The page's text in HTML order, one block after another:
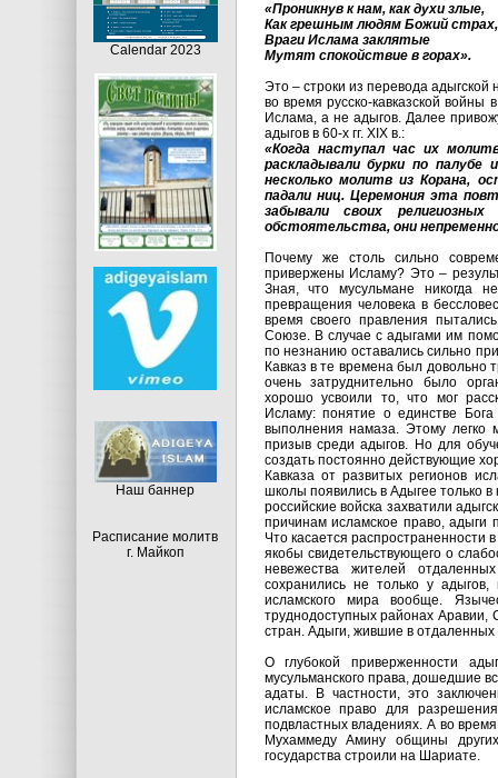
Calendar 2023
Hаш баннер
Расписание молитв
г. Майкоп
«Проникнув к нам, как духи злые,
Как грешным людям Божий страх,
Враги Ислама заклятые
Мутят спокойствие в горах».
Это – строки из перевода
во время русско-кавказской войны
Ислама, а не адыгов. Далее
адыгов в 60-х гг. XIX в.:
«Когда наступал час их
раскладывали бурки по
несколько молитв из Корана,
падали ниц. Церемония эта
забывали своих
обстоятельства, они
Почему же столь сильно
привержены Исламу? Это –
Зная, что мусульмане никогда
превращения человека в
время своего правления
Союзе. В случае с адыгами им
по незнанию оставались сильно
Кавказ в те времена был довольно
очень затруднительно было
хорошо усвоили то, что мог
Исламу: понятие о единстве
выполнения намаза. Этому легко
призыв среди адыгов. Но для
создать постоянно действующие
Кавказа от развитых регионов
школы появились в Адыгее только в
российские войска захватили
причинам исламское право, адыги
Что касается распространенности
якобы свидетельствующего о
невежества жителей
сохранились не только у
исламского мира вообще.
труднодоступных районах
стран. Адыги, жившие в отдаленных
О глубокой приверженности
мусульманского права, дошедшие
адаты. В частности, это
исламское право для
подвластных владениях. А во
Мухаммеду Амину общины
государства строили на Шариате.